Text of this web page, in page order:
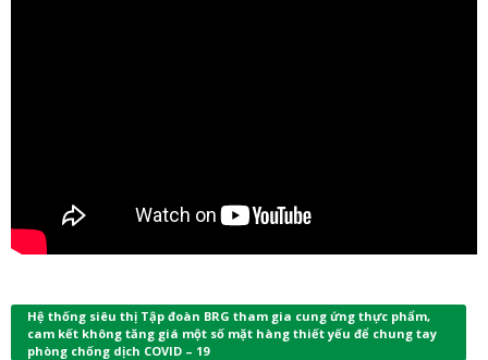
Hệ thống siêu thị Tập đoàn BRG tham gia cung ứng thực phẩm,
cam kết không tăng giá một số mặt hàng thiết yếu để chung tay
phòng chống dịch COVID – 19